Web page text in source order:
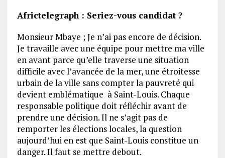
Africtelegraph : Seriez-vous candidat ?
Monsieur Mbaye ; Je n’ai pas encore de décision.
Je travaille avec une équipe pour mettre ma ville
en avant parce qu’elle traverse une situation
difficile avec l’avancée de la mer, une étroitesse
urbain de la ville sans compter la pauvreté qui
devient emblématique à Saint-Louis. Chaque
responsable politique doit réfléchir avant de
prendre une décision. Il ne s’agit pas de
remporter les élections locales, la question
aujourd’hui en est que Saint-Louis constitue un
danger. Il faut se mettre debout.